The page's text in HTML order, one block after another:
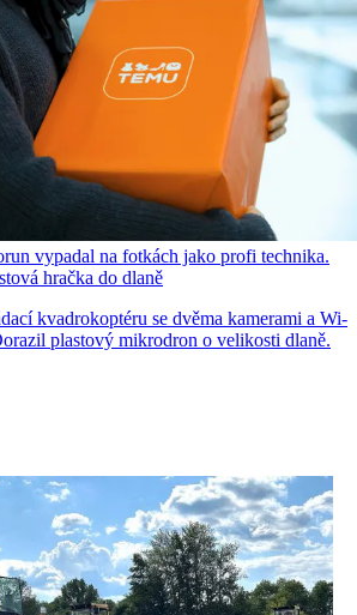
vypadal na fotkách jako profi technika.
hračka do dlaně
kvadrokoptéru se dvěma kamerami a Wi-
plastový mikrodron o velikosti dlaně.